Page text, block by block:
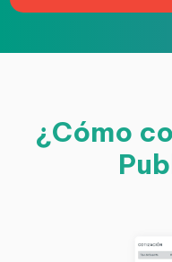
¿Cómo